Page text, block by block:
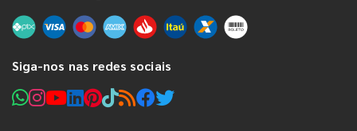
Siga-nos nas redes sociais